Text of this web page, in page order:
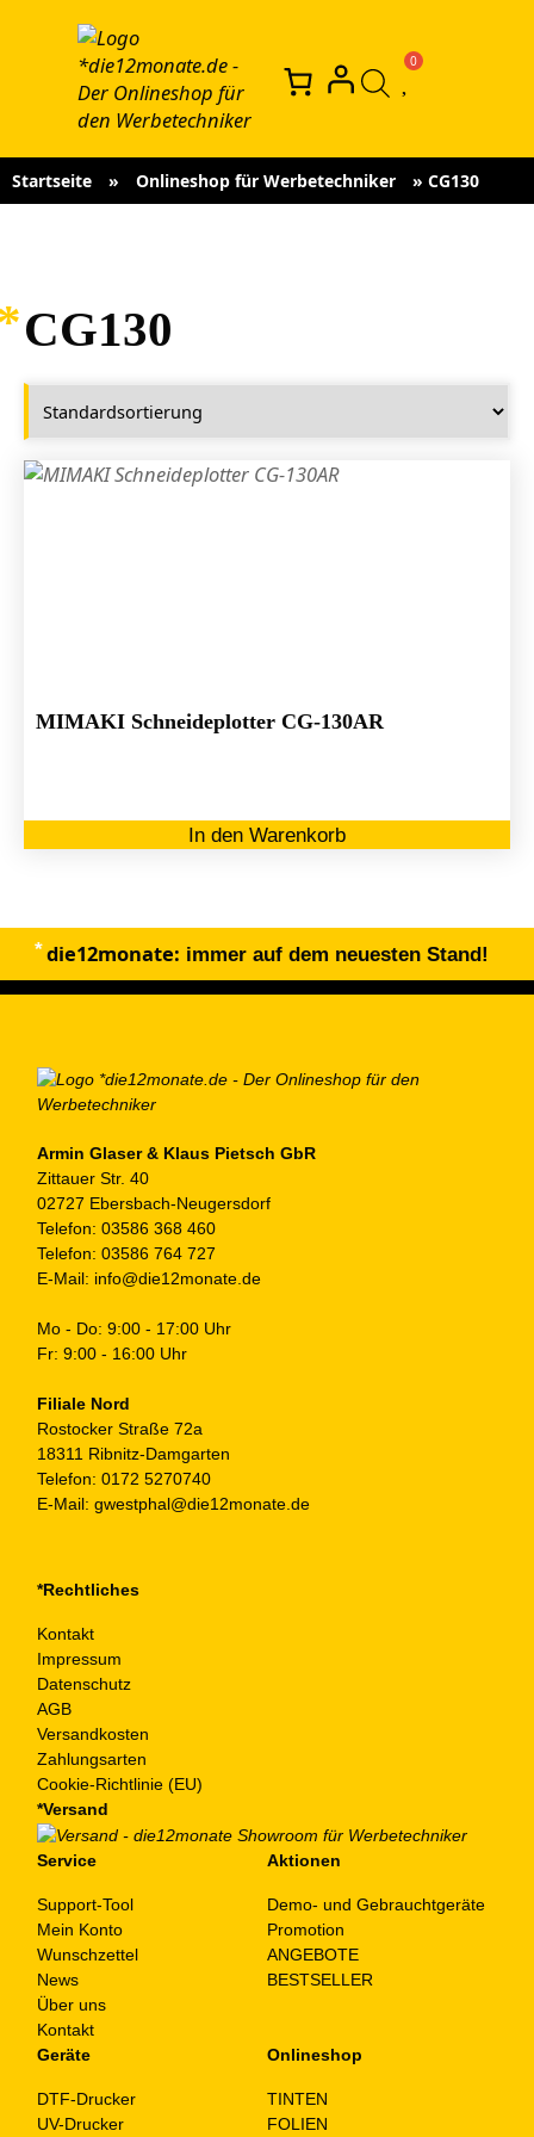
Startseite » Onlineshop für Werbetechniker » CG130
CG130
MIMAKI Schneideplotter CG-130AR
In den Warenkorb
die12monate: immer auf dem neuesten Stand!
Armin Glaser & Klaus Pietsch GbR
Zittauer Str. 40
02727 Ebersbach-Neugersdorf
Telefon: 03586 368 460
Telefon: 03586 764 727
E-Mail: info@die12monate.de
Mo - Do: 9:00 - 17:00 Uhr
Fr: 9:00 - 16:00 Uhr
Filiale Nord
Rostocker Straße 72a
18311 Ribnitz-Damgarten
Telefon: 0172 5270740
E-Mail: gwestphal@die12monate.de
*Rechtliches
Kontakt
Impressum
Datenschutz
AGB
Versandkosten
Zahlungsarten
Cookie-Richtlinie (EU)
*Versand
Service
Support-Tool
Mein Konto
Wunschzettel
News
Über uns
Kontakt
Aktionen
Demo- und Gebrauchtgeräte
Promotion
ANGEBOTE
BESTSELLER
Geräte
DTF-Drucker
UV-Drucker
Onlineshop
TINTEN
FOLIEN